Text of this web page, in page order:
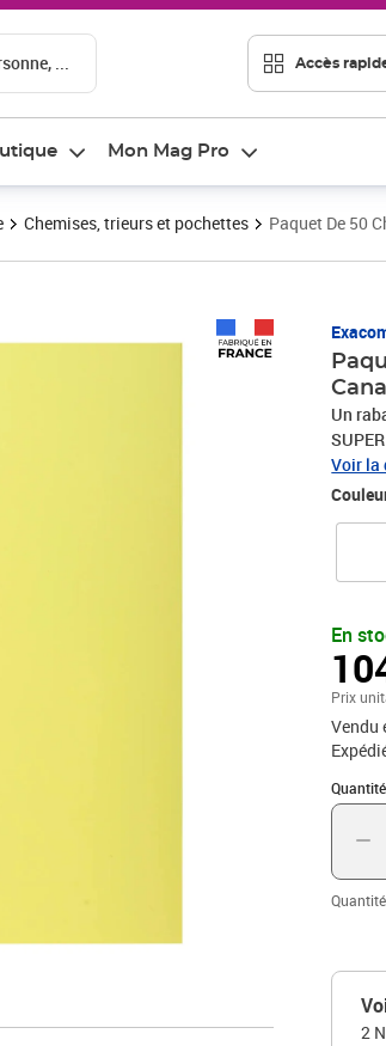
... Accès
Mon Mag Pro
Chemises, trieurs et pochettes Paquet De 50
Un
doux,
et
Voir la
En
Prix
Prix
Vendu
Quantité
2